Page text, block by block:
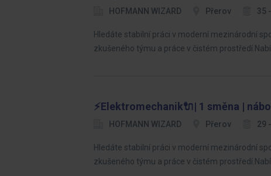
HOFMANN WIZARD Přerov 35
Hledáte stabilní práci v moderní mezinárodní
zkušeného týmu a práce v čistém
⚡Elektromechanik🔌| 1 směna |
HOFMANN WIZARD Přerov 29
Hledáte stabilní práci v moderní mezinárodní
zkušeného týmu a práce v čistém